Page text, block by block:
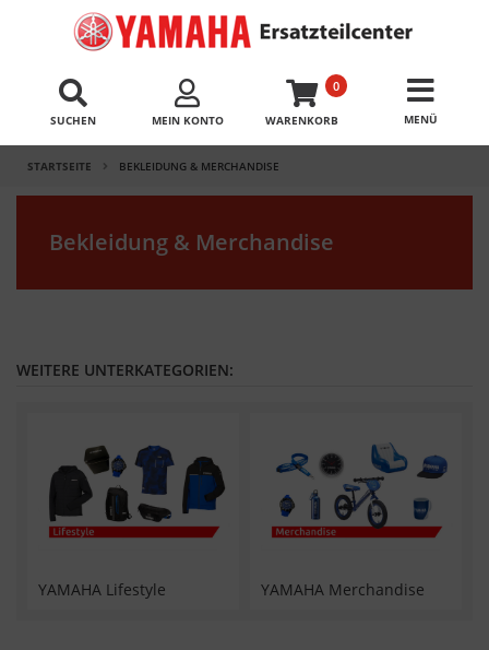
SUCHEN MEIN KONTO
0
WARENKORB
STARTSEITE BEKLEIDUNG & MERCHANDISE
Bekleidung & Merchandise
WEITERE UNTERKATEGORIEN:
YAMAHA Lifestyle YAMAHA Merchandise